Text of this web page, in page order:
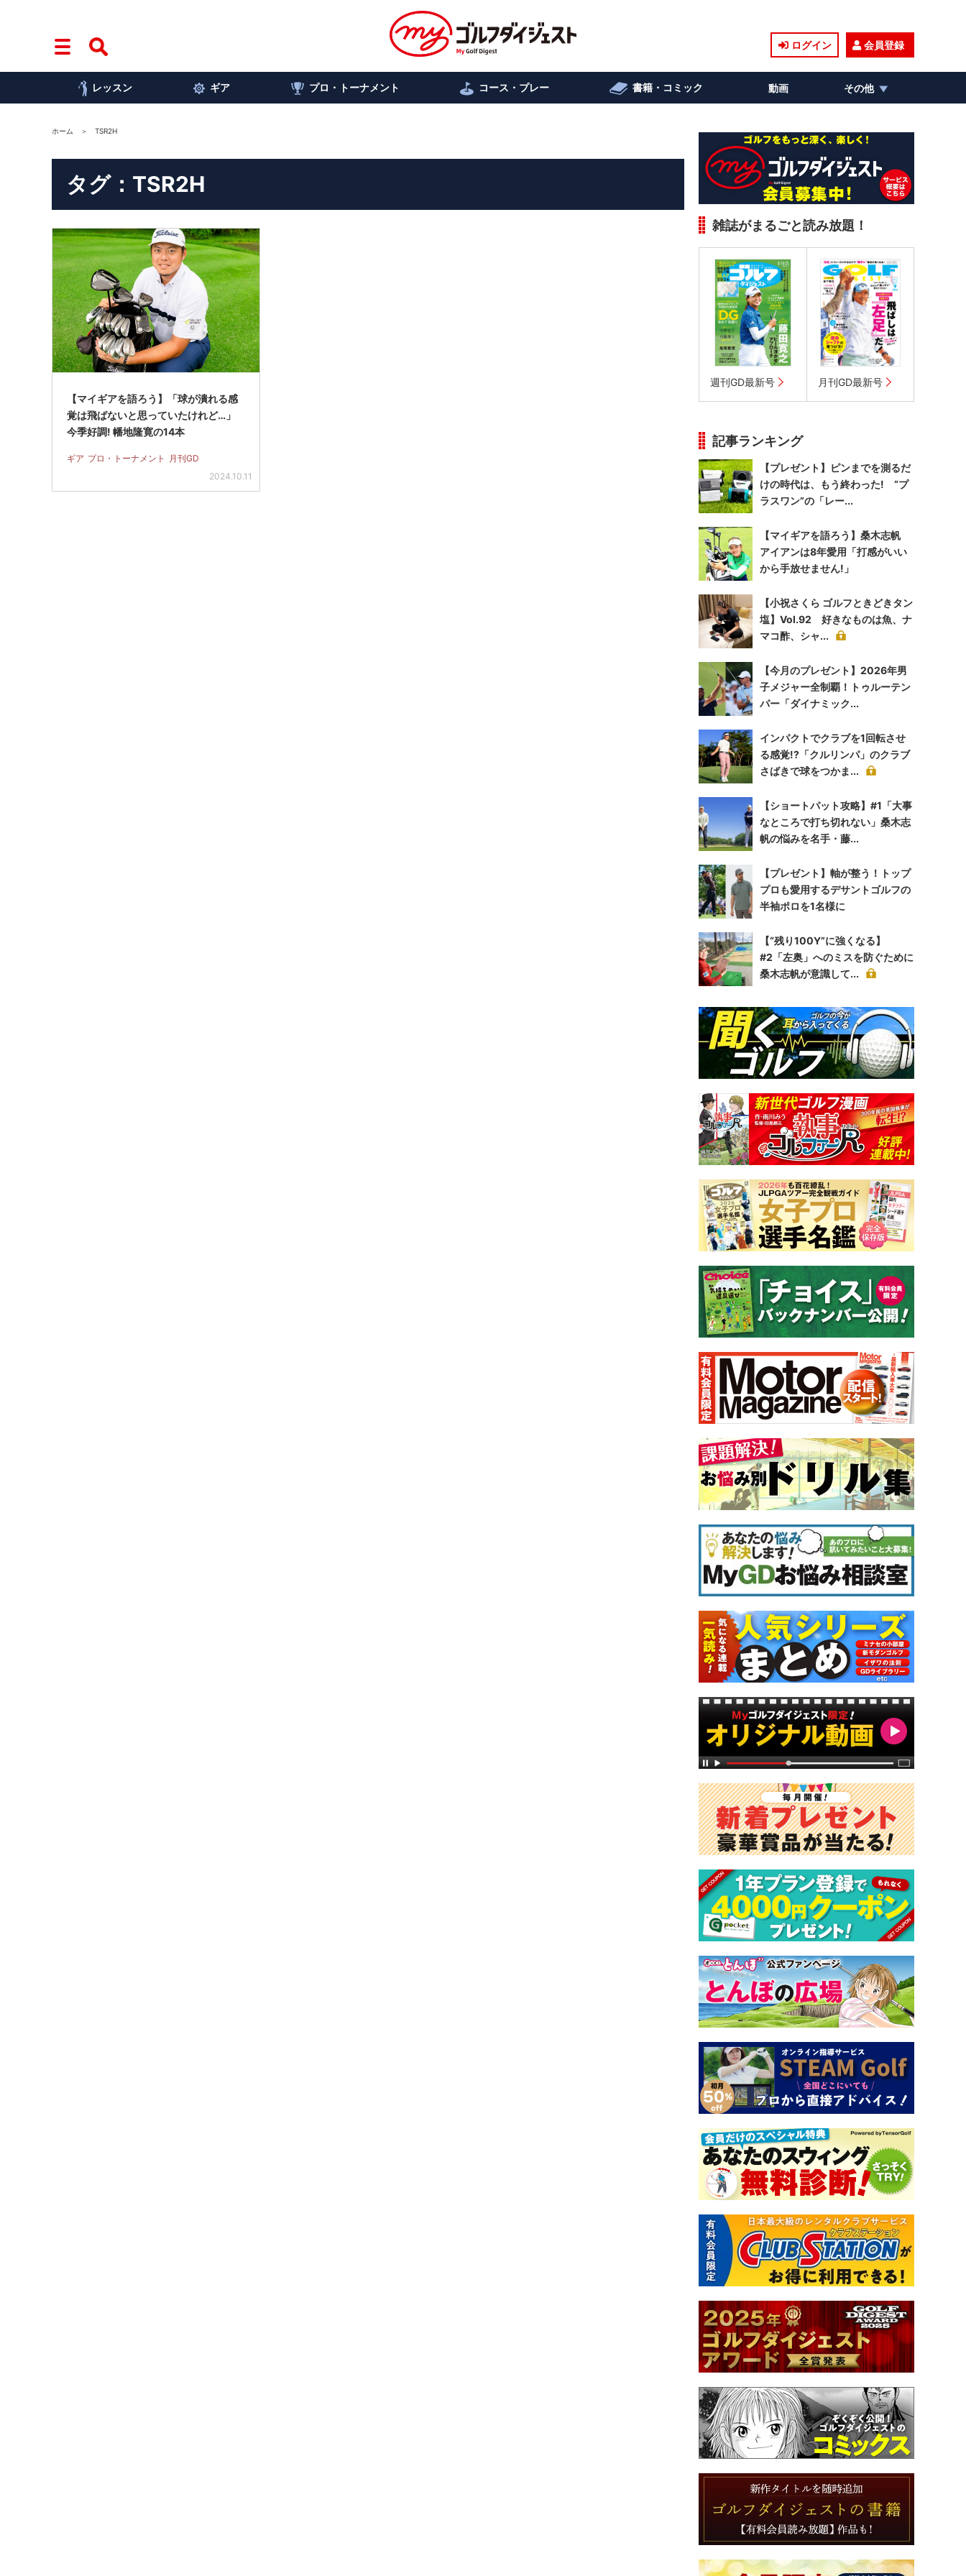
ログイン 会員登録
レッスン ギア プロ・トーナメント コース・プレー 書籍・コミック 動画 その他
ホーム TSR2H
タグ：TSR2H
【マイギアを語ろう】「球が潰れる感
覚は飛ばないと思っていたけれど…」
今季好調! 幡地隆寛の14本
ギア プロ・トーナメント
月刊GD
2024.10.11
雑誌がまるごと読み放題！
週刊GD最新号 月刊GD最新号
記事ランキング
【プレゼント】ピンまでを測るだ
けの時代は、もう終わった! “プ
ラスワン”の「レー...
【マイギアを語ろう】桑木志帆
アイアンは8年愛用「打感がいい
から手放せません!」
【小祝さくら ゴルフときどきタン
塩】Vol.92 好きなものは魚、ナ
マコ酢、シャ...
【今月のプレゼント】2026年男
子メジャー全制覇！トゥルーテン
パー「ダイナミック...
インパクトでクラブを1回転させ
る感覚!?「クルリンパ」のクラブ
さばきで球をつかま...
【ショートパット攻略】#1「大事
なところで打ち切れない」桑木志
帆の悩みを名手・藤...
【プレゼント】軸が整う！トップ
プロも愛用するデサントゴルフの
半袖ポロを1名様に
【“残り100Y”に強くなる】
#2「左奥」へのミスを防ぐために
桑木志帆が意識して...